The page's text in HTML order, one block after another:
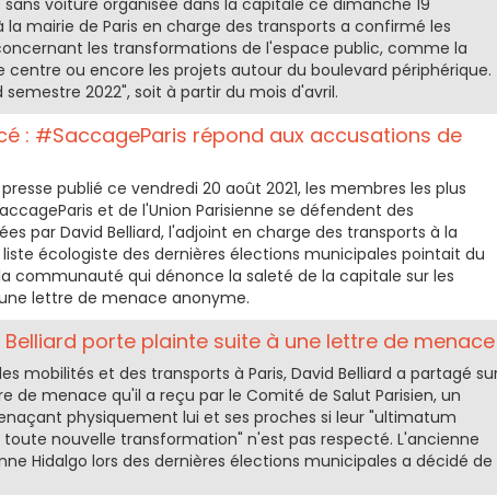
voiture organisée dans la capitale ce dimanche 19
la mairie de Paris en charge des transports a confirmé les
les transformations de l'espace public, comme la
centre ou encore les projets autour du boulevard périphérique.
2022", soit à partir du mois d'avril.
: #SaccageParis répond aux accusations de
publié ce vendredi 20 août 2021, les membres les plus
et de l'Union Parisienne se défendent des
par David Belliard, l'adjoint en charge des transports à la
écologiste des dernières élections municipales pointait du
communauté qui dénonce la saleté de la capitale sur les
lettre de menace anonyme.
Belliard porte plainte suite à une lettre de menace
mobilités et des transports à Paris, David Belliard a partagé
de menace qu'il a reçu par le Comité de Salut Parisien, un
physiquement lui et ses proches si leur "ultimatum
nouvelle transformation" n'est pas respecté. L'ancienne
Hidalgo lors des dernières élections municipales a décidé de